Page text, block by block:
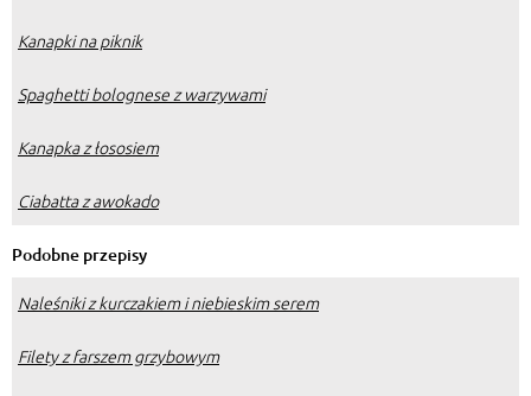
Kanapki na piknik
Spaghetti bolognese z warzywami
Kanapka z łososiem
Ciabatta z awokado
Podobne przepisy
Naleśniki z kurczakiem i niebieskim serem
Filety z farszem grzybowym